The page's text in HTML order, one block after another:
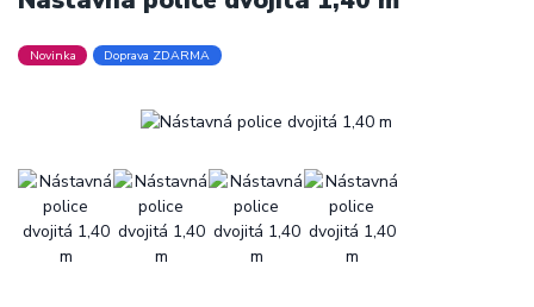
Novinka Doprava ZDARMA